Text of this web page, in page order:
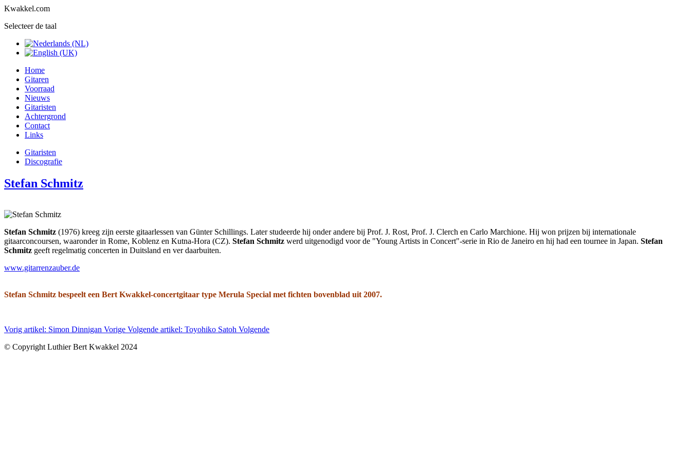
Kwakkel.com
Selecteer de taal
Home
Gitaren
Voorraad
Nieuws
Gitaristen
Achtergrond
Contact
Links
Gitaristen
Discografie
Stefan Schmitz
Stefan Schmitz (1976) kreeg zijn eerste gitaarlessen van Günter Schillings. Later studeerde hij onder andere bij Prof. J. Rost, Prof. J. Clerch en Carlo Marchione. Hij won prijzen bij internationale
gitaarconcoursen, waaronder in Rome, Koblenz en Kutna-Hora (CZ). Stefan Schmitz werd uitgenodigd voor de "Young Artists in Concert"-serie in Rio de Janeiro en hij had een tournee in Japan. Stefan
Schmitz geeft regelmatig concerten in Duitsland en ver daarbuiten.
www.gitarrenzauber.de
Stefan Schmitz bespeelt een Bert Kwakkel-concertgitaar type Merula Special met fichten bovenblad uit 2007.
Vorig artikel: Simon Dinnigan Vorige Volgende artikel: Toyohiko Satoh Volgende
© Copyright Luthier Bert Kwakkel 2024